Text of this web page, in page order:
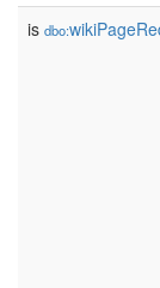
is dbo: